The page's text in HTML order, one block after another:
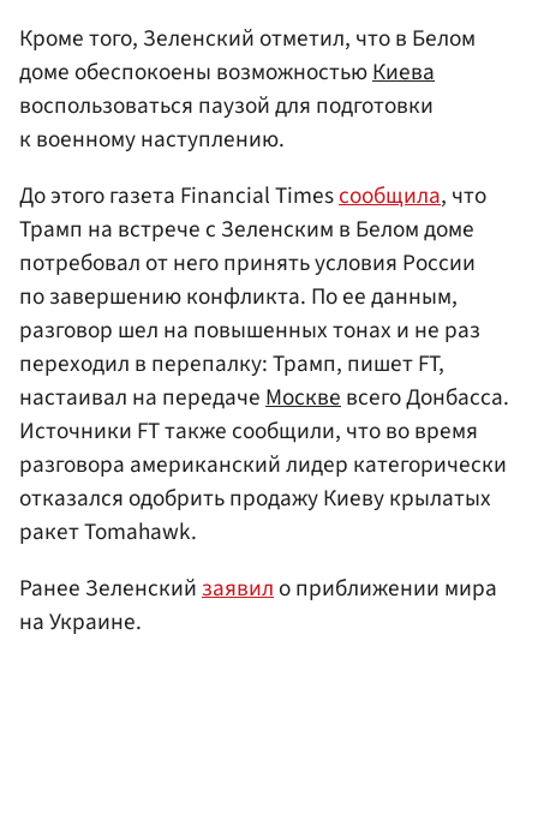
Кроме того, Зеленский отметил, что в Белом
доме обеспокоены возможностьюКиева
воспользоваться паузой для подготовки
к военному наступлению.
До этого газета Financial Timesсообщила, что
Трамп на встрече с Зеленским в Белом доме
потребовал от него принять условия России
по завершению конфликта. По ее данным,
разговор шел на повышенных тонах и не раз
переходил в перепалку: Трамп, пишет FT,
настаивал на передачеМосквевсего Донбасса.
Источники FT также сообщили, что во время
разговора американский лидер категорически
отказался одобрить продажу Киеву крылатых
ракет Tomahawk.
Ранее Зеленскийзаявило приближении мира
на Украине.